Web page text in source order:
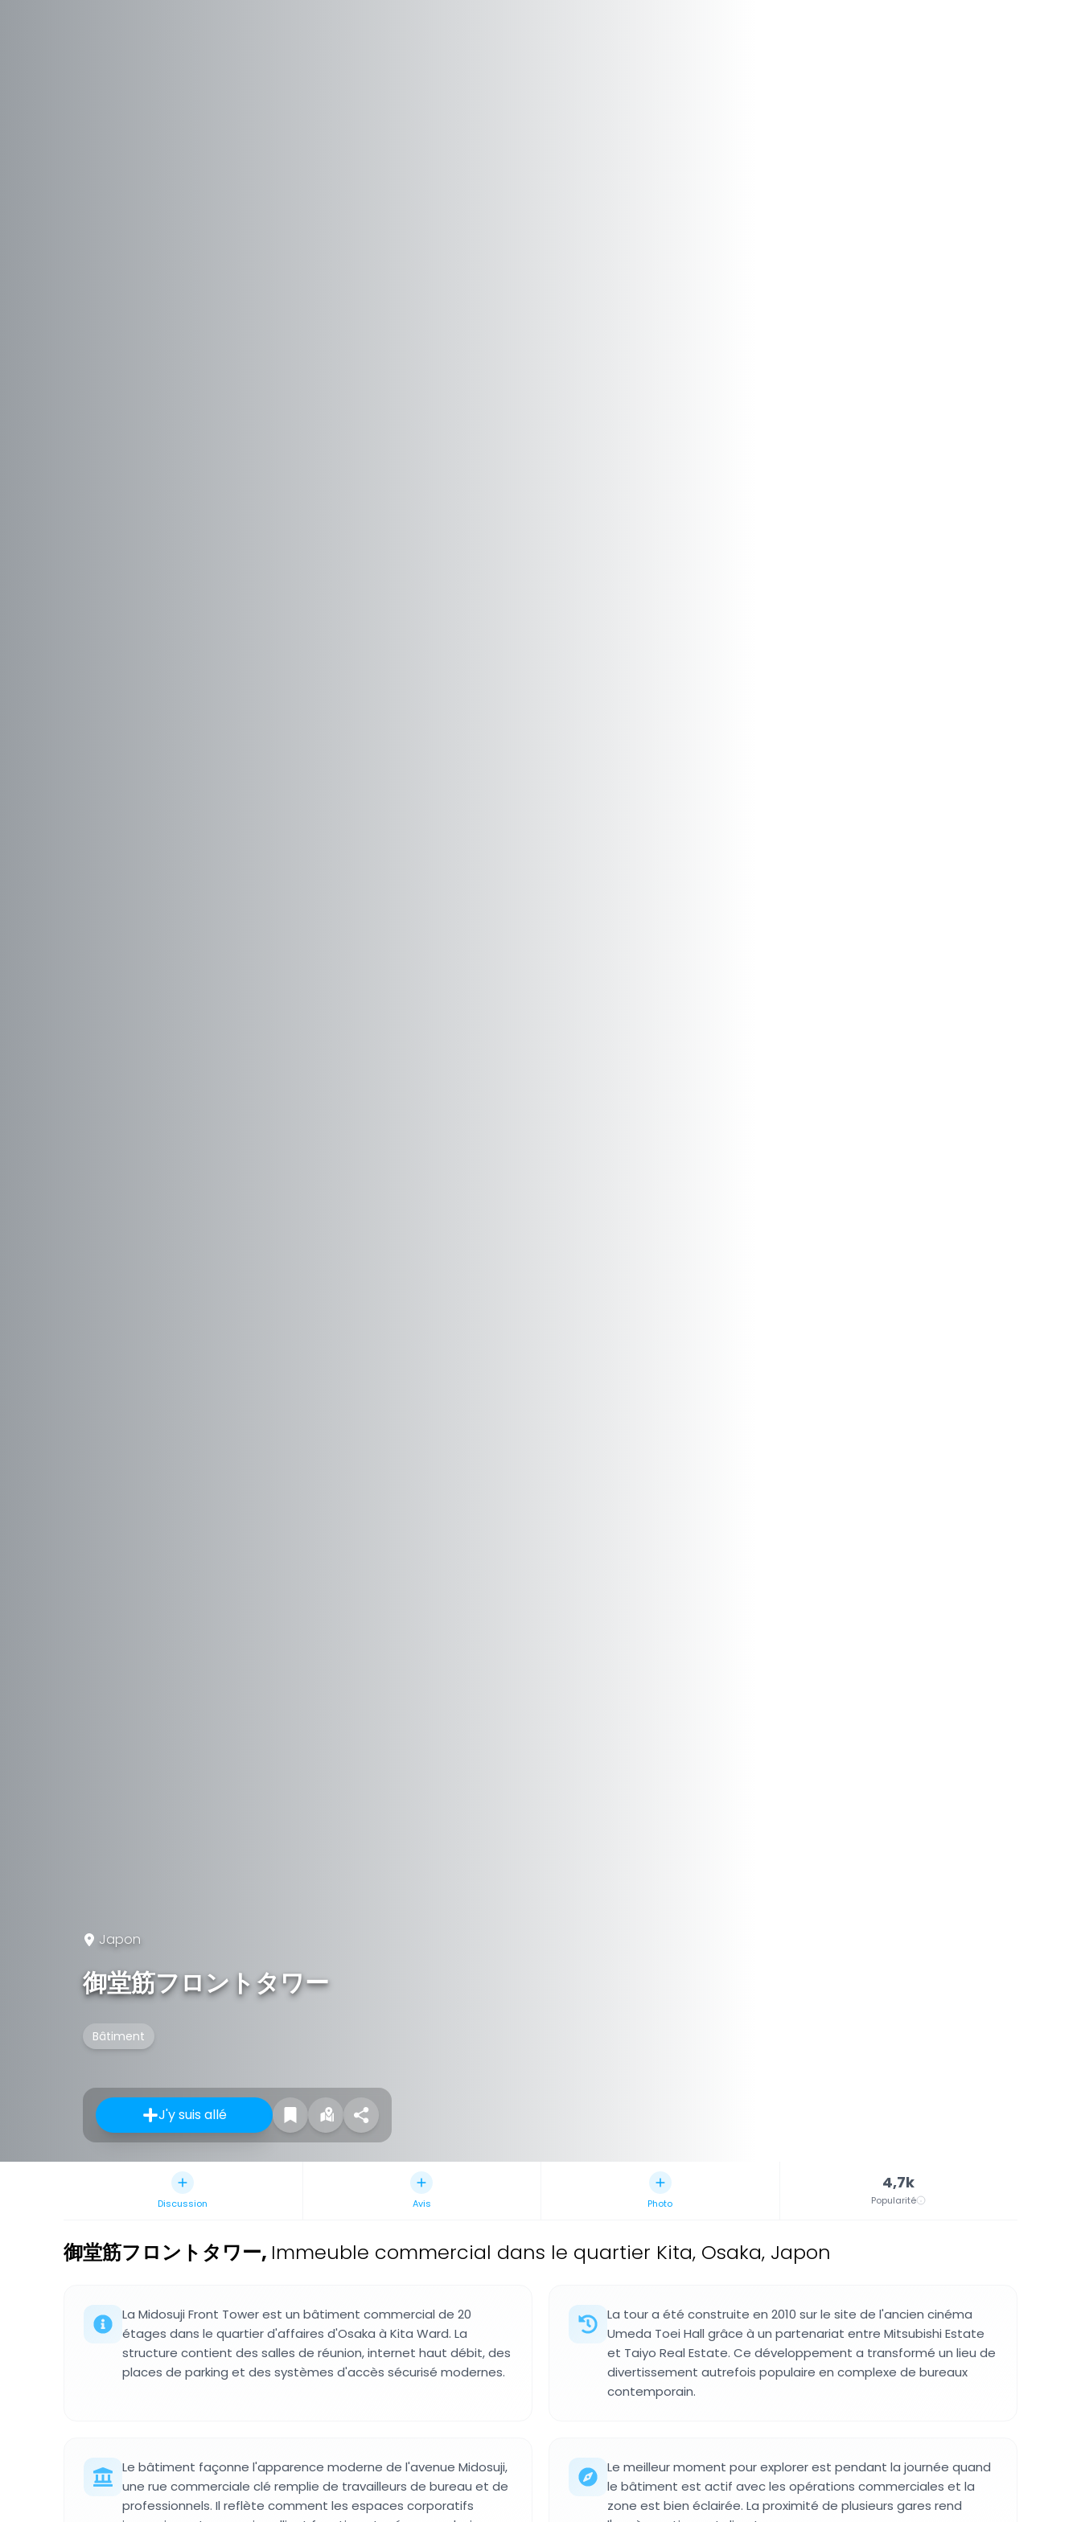
Japon
御堂筋フロントタワー
Bâtiment
J'y suis allé
Discussion Avis Photo
4,7k
Popularité
御堂筋フロントタワー, Immeuble commercial dans le quartier Kita, Osaka, Japon
La Midosuji Front Tower est un bâtiment commercial de 20
étages dans le quartier d'affaires d'Osaka à Kita Ward. La
structure contient des salles de réunion, internet haut débit, des
places de parking et des systèmes d'accès sécurisé modernes.
La tour a été construite en 2010 sur le site de l'ancien cinéma
Umeda Toei Hall grâce à un partenariat entre Mitsubishi Estate
et Taiyo Real Estate. Ce développement a transformé un lieu de
divertissement autrefois populaire en complexe de bureaux
contemporain.
Le bâtiment façonne l'apparence moderne de l'avenue Midosuji,
une rue commerciale clé remplie de travailleurs de bureau et de
professionnels. Il reflète comment les espaces corporatifs
Le meilleur moment pour explorer est pendant la journée quand
le bâtiment est actif avec les opérations commerciales et la
zone est bien éclairée. La proximité de plusieurs gares rend